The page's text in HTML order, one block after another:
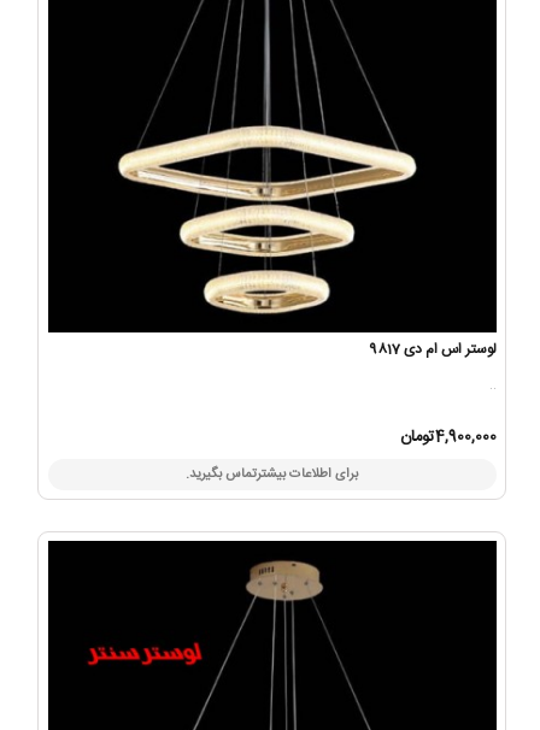
لوستر اس ام دی 9817
..
4,900,000تومان
برای اطلاعات بیشترتماس بگیرید.